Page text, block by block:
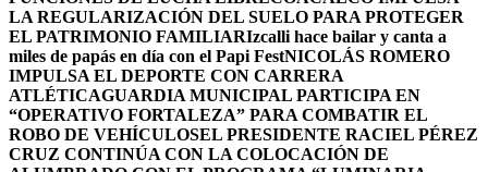
LA REGULARIZACIÓN DEL SUELO PARA PROTEGER
EL PATRIMONIO FAMILIARIzcalli hace bailar y canta a
miles de papás en día con el Papi FestNICOLÁS ROMERO
IMPULSA EL DEPORTE CON CARRERA
ATLÉTICAGUARDIA MUNICIPAL PARTICIPA EN
“OPERATIVO FORTALEZA” PARA COMBATIR EL
ROBO DE VEHÍCULOSEL PRESIDENTE RACIEL PÉREZ
CRUZ CONTINÚA CON LA COLOCACIÓN DE